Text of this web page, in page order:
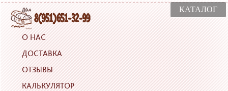
КАТАЛОГ
О НАС
ДОСТАВКА
ОТЗЫВЫ
КАЛЬКУЛЯТОР